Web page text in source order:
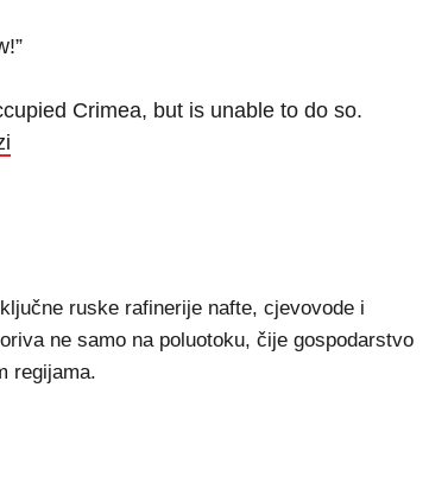
Crimea, but is unable to do so.
ruske rafinerije nafte, cjevovode i
ne samo na poluotoku, čije gospodarstvo
regijama.